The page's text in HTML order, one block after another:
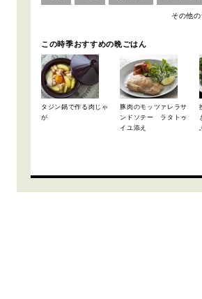
その他
この時季おすすめの晩ごはん
タジン鍋で作る肉じゃ
が
豚肉のモッツァレラサ
ンドソテー ラタトゥ
イユ添え